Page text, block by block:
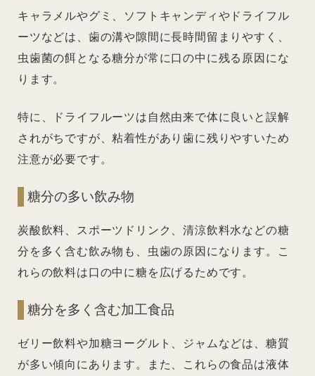
キャラメルやグミ、ソフトキャンディやドライフル
ーツなどは、歯の溝や隙間に長時間留まりやすく、
虫歯菌の餌となる糖分が常に口の中に残る原因にな
ります。
特に、ドライフルーツは自然由来で体に良いと誤解
されがちですが、粘着性があり歯に残りやすいため
注意が必要です。
糖分の多い飲み物
炭酸飲料、スポーツドリンク、清涼飲料水などの糖
分を多く含む飲み物も、虫歯の原因になります。こ
れらの飲料は口の中に糖を広げるためです。
糖分を多く含む加工食品
ゼリー飲料や加糖ヨーグルト、ジャムなどは、糖質
が多い傾向にあります。また、これらの食品は液体